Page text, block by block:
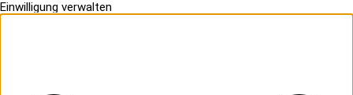
Einwilligung verwalten